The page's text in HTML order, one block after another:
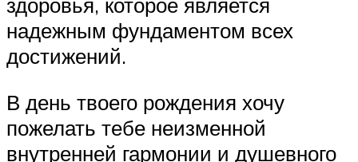
здоровья, которое является
надежным фундаментом всех
достижений.
В день твоего рождения хочу
пожелать тебе неизменной
внутренней гармонии и душевного